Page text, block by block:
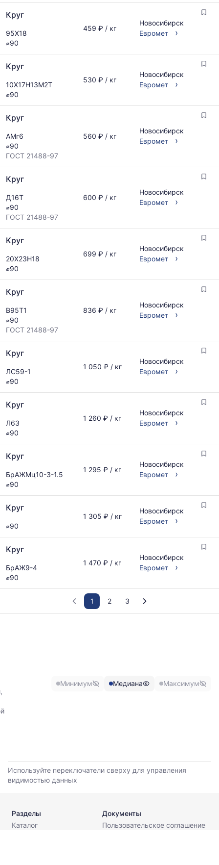
Круг
95Х18
⌀90
459 ₽ / кг
Новосибирск
Евромет
›
Круг
10Х17Н13М2Т
⌀90
530 ₽ / кг
Новосибирск
Евромет
›
Круг
АМг6
⌀90
ГОСТ 21488-97
560 ₽ / кг
Новосибирск
Евромет
›
Круг
Д16Т
⌀90
ГОСТ 21488-97
600 ₽ / кг
Новосибирск
Евромет
›
Круг
20Х23Н18
⌀90
699 ₽ / кг
Новосибирск
Евромет
›
Круг
В95Т1
⌀90
ГОСТ 21488-97
836 ₽ / кг
Новосибирск
Евромет
›
Круг
ЛС59-1
⌀90
1 050 ₽ / кг
Новосибирск
Евромет
›
Круг
Л63
⌀90
1 260 ₽ / кг
Новосибирск
Евромет
›
Круг
БрАЖМц10-3-1.5
⌀90
1 295 ₽ / кг
Новосибирск
Евромет
›
Круг
⌀90
1 305 ₽ / кг
Новосибирск
Евромет
›
Круг
БрАЖ9-4
⌀90
1 470 ₽ / кг
Новосибирск
Евромет
›
1 2 3
максимальной
последние
6
месяцев.
чтобы
оценить
Минимум Медиана Максимум
Используйте переключатели сверху для управления
видимостью данных
Разделы
Каталог
Документы
Пользовательское соглашение